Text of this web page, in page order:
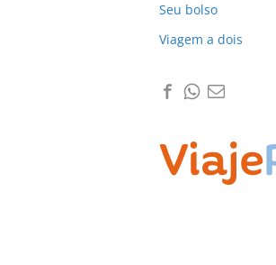
Seu bolso
Viagem a dois